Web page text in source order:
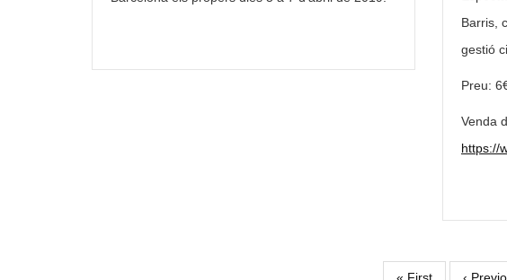
Barris,
gestió
Preu: 6
Venda
https://